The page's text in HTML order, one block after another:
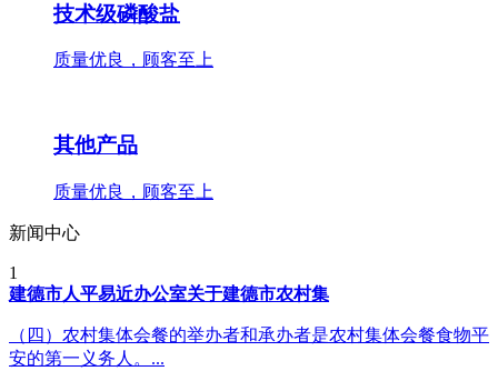
技术级磷酸盐
质量优良，顾客至上
其他产品
质量优良，顾客至上
新闻中心
1
建德市人平易近办公室关于建德市农村集
（四）农村集体会餐的举办者和承办者是农村集体会餐食物平
安的第一义务人。...